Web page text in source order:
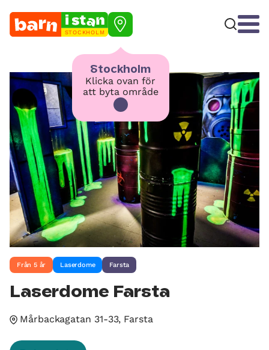
STOCKHOLM
Stockholm
Klicka ovan för
att byta område
Från 5 år Laserdome Farsta
Laserdome Farsta
Mårbackagatan 31-33, Farsta